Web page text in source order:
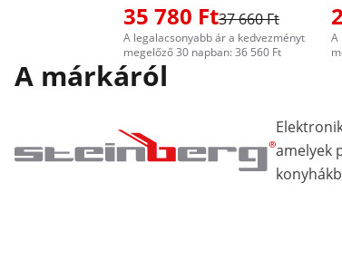
35 780 Ft37 660 Ft
A legalacsonyabb ár a kedvezményt
megelőző 30 napban: 36 560 Ft
A
A márkáról
amelyek